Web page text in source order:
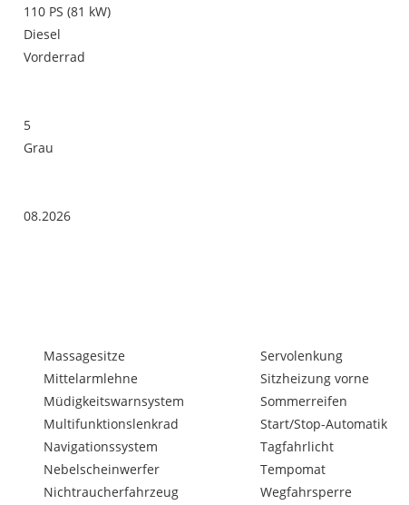
110 PS (81 kW)
Diesel
Vorderrad
5
Grau
08.2026
Massagesitze
Mittelarmlehne
Müdigkeitswarnsystem
Multifunktionslenkrad
Navigationssystem
Nebelscheinwerfer
Nichtraucherfahrzeug
Servolenkung
Sitzheizung vorne
Sommerreifen
Start/Stop-Automatik
Tagfahrlicht
Tempomat
Wegfahrsperre